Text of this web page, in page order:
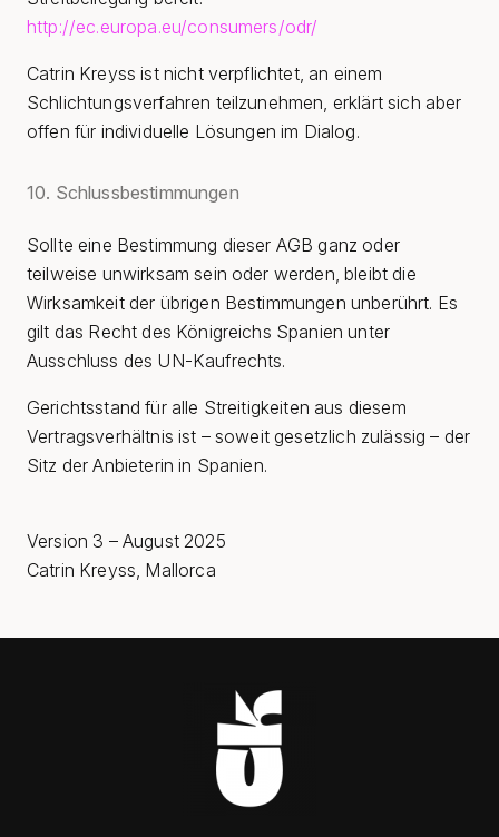
http://ec.europa.eu/consumers/odr/
Catrin Kreyss ist nicht verpflichtet, an einem
Schlichtungsverfahren teilzunehmen, erklärt sich aber
offen für individuelle Lösungen im Dialog.
10. Schlussbestimmungen
Sollte eine Bestimmung dieser AGB ganz oder
teilweise unwirksam sein oder werden, bleibt die
Wirksamkeit der übrigen Bestimmungen unberührt. Es
gilt das Recht des Königreichs Spanien unter
Ausschluss des UN-Kaufrechts.
Gerichtsstand für alle Streitigkeiten aus diesem
Vertragsverhältnis ist – soweit gesetzlich zulässig – der
Sitz der Anbieterin in Spanien.
Version 3 – August 2025
Catrin Kreyss, Mallorca